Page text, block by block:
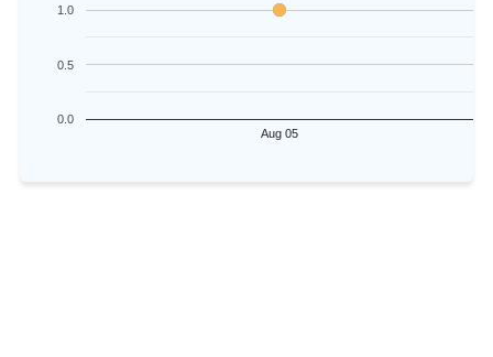
Aug 05
0.0
0.5
1.0